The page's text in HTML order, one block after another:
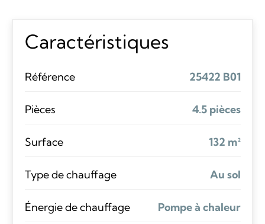
Caractéristiques
Référence 25422 B01
Pièces 4.5 pièces
Surface 132 m²
Type de chauffage Au sol
Énergie de chauffage Pompe à chaleur